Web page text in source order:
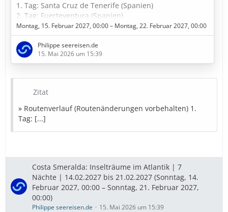
1. Tag: Santa Cruz de Tenerife (Spanien)
2. Tag: Fuerteventura (Spanien)
3. Tag: Seetag
4. Tag: Funchal - Madeira (Portugal)
5. Tag: Am dunkelsten Punkt im Kanarische Meernien
(Spanien)
7. Tag: Arrecife / Lanzarote (Spanien)
8. Tag: Santa Cruz de Tenerife (Spanien)
9. Tag: Santa Cruz de Tenerife (Spanien)
» Bestpreise in Sicht
» Bestpreise für eure Urlaubsplanung
Ausflugstipps …
Montag, 15. Februar 2027, 00:00 – Montag, 22. Februar 2027, 00:00
Philippe seereisen.de
15. Mai 2026 um 15:39
Zitat
» Routenverlauf (Routenänderungen vorbehalten) 1.
Tag: [...]
Costa Smeralda: Inselträume im Atlantik | 7
Nächte | 14.02.2027 bis 21.02.2027 (Sonntag, 14.
Februar 2027, 00:00 – Sonntag, 21. Februar 2027,
00:00)
Philippe seereisen.de 15. Mai 2026 um 15:39